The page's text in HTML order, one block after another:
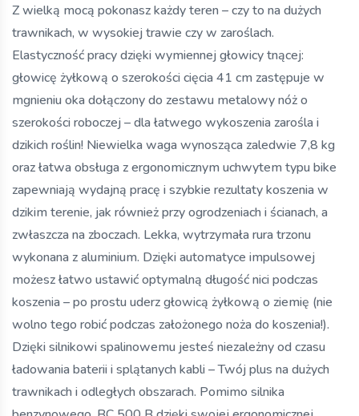
Z wielką mocą pokonasz każdy teren – czy to na dużych
trawnikach, w wysokiej trawie czy w zaroślach.
Elastyczność pracy dzięki wymiennej głowicy tnącej:
głowicę żyłkową o szerokości cięcia 41 cm zastępuje w
mgnieniu oka dołączony do zestawu metalowy nóż o
szerokości roboczej – dla łatwego wykoszenia zarośla i
dzikich roślin! Niewielka waga wynosząca zaledwie 7,8 kg
oraz łatwa obsługa z ergonomicznym uchwytem typu bike
zapewniają wydajną pracę i szybkie rezultaty koszenia w
dzikim terenie, jak również przy ogrodzeniach i ścianach, a
zwłaszcza na zboczach. Lekka, wytrzymała rura trzonu
wykonana z aluminium. Dzięki automatyce impulsowej
możesz łatwo ustawić optymalną długość nici podczas
koszenia – po prostu uderz głowicą żyłkową o ziemię (nie
wolno tego robić podczas założonego noża do koszenia!).
Dzięki silnikowi spalinowemu jesteś niezależny od czasu
ładowania baterii i splątanych kabli – Twój plus na dużych
trawnikach i odległych obszarach. Pomimo silnika